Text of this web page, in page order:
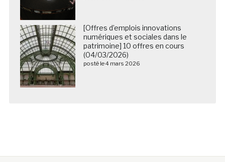
[Offres d’emplois innovations
numériques et sociales dans le
patrimoine] 10 offres en cours
(04/03/2026)
posté le 4 mars 2026